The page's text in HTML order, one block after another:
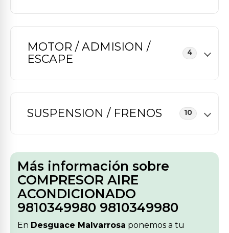
MOTOR / ADMISION /
ESCAPE
4
SUSPENSION / FRENOS 10
Más información sobre
COMPRESOR AIRE
ACONDICIONADO
9810349980 9810349980
En Desguace Malvarrosa ponemos a tu